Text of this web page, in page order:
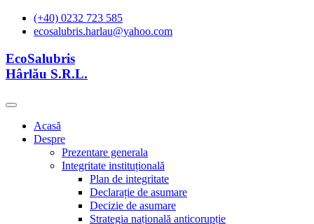
(+40) 0232 723 585
ecosalubris.harlau@yahoo.com
EcoSalubris
Hârlău S.R.L.
Acasă
Despre
Prezentare generala
Integritate instituțională
Plan de integritate
Declarație de asumare
Decizie de asumare
Strategia națională anticorupție